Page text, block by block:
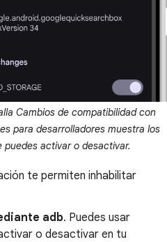
Cambios de compatibilidad con
para desarrolladores muestra los
puedes activar o desactivar.
te permiten inhabilitar
adb. Puedes usar
o desactivar en tu